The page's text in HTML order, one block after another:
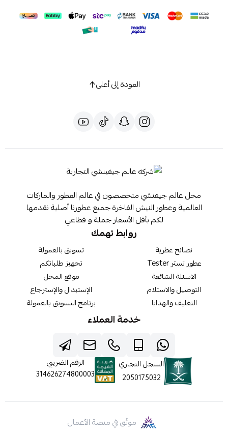
العودة إلى أعلى
محل عالم جيفنشي متخصصون في عالم العطور والماركات
العالمية وعطور النيش الفاخرة جميع عطورنا أصلية نقدمها
لكم بأقل الأسعار جملة و قطاعي
روابط تهمك
نصائح عطرية
عطور تستر Tester
الاسئلة الشائعة
التوصيل والاستلام
التغليف والهدايا
تسويق بالعمولة
تجهيز طلباتكم
موقع المحل
الإستبدال والإسترجاع
برنامج التسويق بالعمولة
خدمة العملاء
السجل التجاري
2050175032
الرقم الضريبي
314626274800003
موثّق في منصة الأعمال